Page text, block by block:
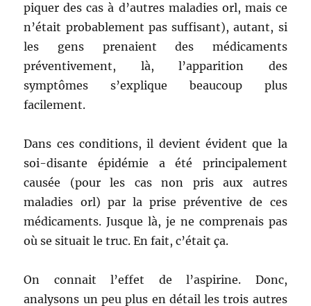
piquer des cas à d’autres maladies orl, mais ce
n’était probablement pas suffisant), autant, si
les gens prenaient des médicaments
préventivement, là, l’apparition des
symptômes s’explique beaucoup plus
facilement.
Dans ces conditions, il devient évident que la
soi-disante épidémie a été principalement
causée (pour les cas non pris aux autres
maladies orl) par la prise préventive de ces
médicaments. Jusque là, je ne comprenais pas
où se situait le truc. En fait, c’était ça.
On connait l’effet de l’aspirine. Donc,
analysons un peu plus en détail les trois autres